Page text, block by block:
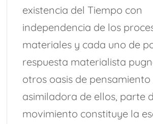
existencia del Tiempo con
independencia de los
materiales y cada uno de
respuesta materialista
otros oasis de
asimiladora de ellos, parte
movimiento constituye la